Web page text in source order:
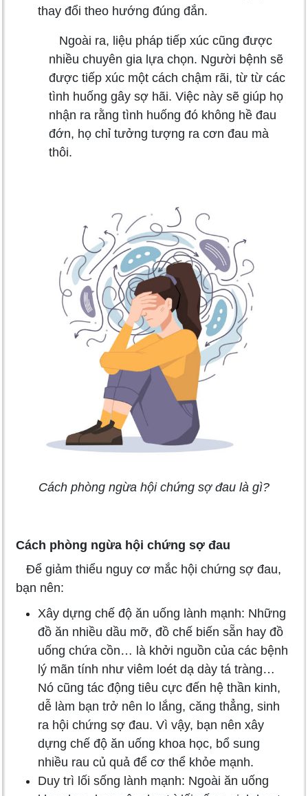
thay đổi theo hướng đúng đắn.
Ngoài ra, liệu pháp tiếp xúc cũng được
nhiều chuyên gia lựa chọn. Người bệnh sẽ
được tiếp xúc một cách chậm rãi, từ từ các
tình huống gây sợ hãi. Việc này sẽ giúp họ
nhận ra rằng tình huống đó không hề đau
đớn, họ chỉ tưởng tượng ra cơn đau mà
thôi.
Cách phòng ngừa hội chứng sợ đau là gì?
Cách phòng ngừa hội chứng sợ đau
Để giảm thiểu nguy cơ mắc hội chứng sợ đau,
bạn nên:
Xây dựng chế độ ăn uống lành mạnh: Những
đồ ăn nhiều dầu mỡ, đồ chế biến sẵn hay đồ
uống chứa cồn… là khởi nguồn của các bệnh
lý mãn tính như viêm loét dạ dày tá tràng…
Nó cũng tác động tiêu cực đến hệ thần kinh,
dễ làm bạn trở nên lo lắng, căng thẳng, sinh
ra hội chứng sợ đau. Vì vậy, bạn nên xây
dựng chế độ ăn uống khoa học, bổ sung
nhiều rau củ quả để cơ thể khỏe mạnh.
Duy trì lối sống lành mạnh: Ngoài ăn uống